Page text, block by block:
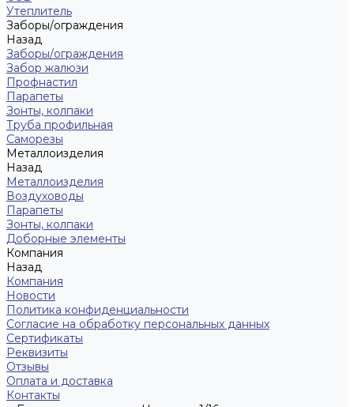
Утеплитель
Заборы/ограждения
Назад
Заборы/ограждения
Забор жалюзи
Профнастил
Парапеты
Зонты, колпаки
Труба профильная
Саморезы
Металлоизделия
Назад
Металлоизделия
Воздуховоды
Парапеты
Зонты, колпаки
Доборные элементы
Компания
Назад
Компания
Новости
Политика конфиденциальности
Согласие на обработку персональных данных
Сертификаты
Реквизиты
Отзывы
Оплата и доставка
Контакты